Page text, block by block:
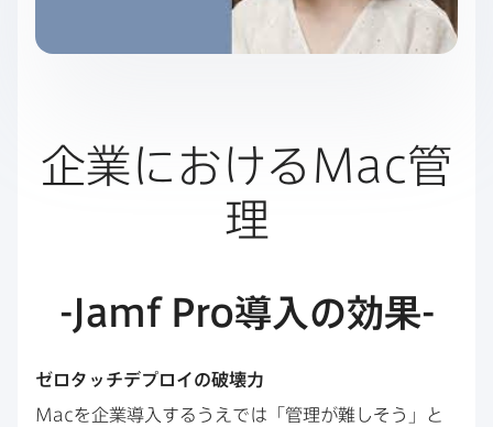
企業に​おける Mac管
理
-Jamf Pro導入の​効果-
ゼロタッチデプロイの​破壊力
Macを​企業導入する​うえでは​「管理が​難しそう」と​